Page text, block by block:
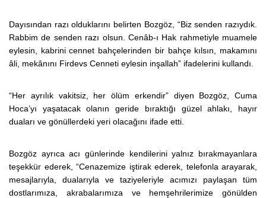
Dayısından razı olduklarını belirten Bozgöz, “Biz senden razıydık.
Rabbim de senden razı olsun. Cenâb-ı Hak rahmetiyle muamele
eylesin, kabrini cennet bahçelerinden bir bahçe kılsın, makamını
âli, mekânını Firdevs Cenneti eylesin inşallah” ifadelerini kullandı.
“Her ayrılık vakitsiz, her ölüm erkendir” diyen Bozgöz, Cuma
Hoca’yı yaşatacak olanın geride bıraktığı güzel ahlakı, hayır
duaları ve gönüllerdeki yeri olacağını ifade etti.
Bozgöz ayrıca acı günlerinde kendilerini yalnız bırakmayanlara
teşekkür ederek, “Cenazemize iştirak ederek, telefonla arayarak,
mesajlarıyla, dualarıyla ve taziyeleriyle acımızı paylaşan tüm
dostlarımıza, akrabalarımıza ve hemşehrilerimize gönülden